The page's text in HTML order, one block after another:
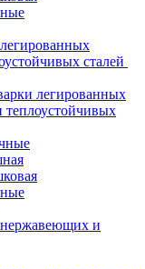
сталей
легированных
и